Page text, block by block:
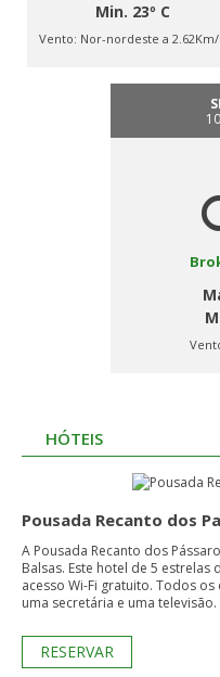
Min. 23º C
Vento: Nor-nordeste a
HÓTEIS
Pousada Recanto dos
A Pousada Recanto dos
Balsas. Este hotel de 5
acesso Wi-Fi gratuito. Todos os quartos do hotel estão equipados com
uma secretária e uma televisão.
RESERVAR